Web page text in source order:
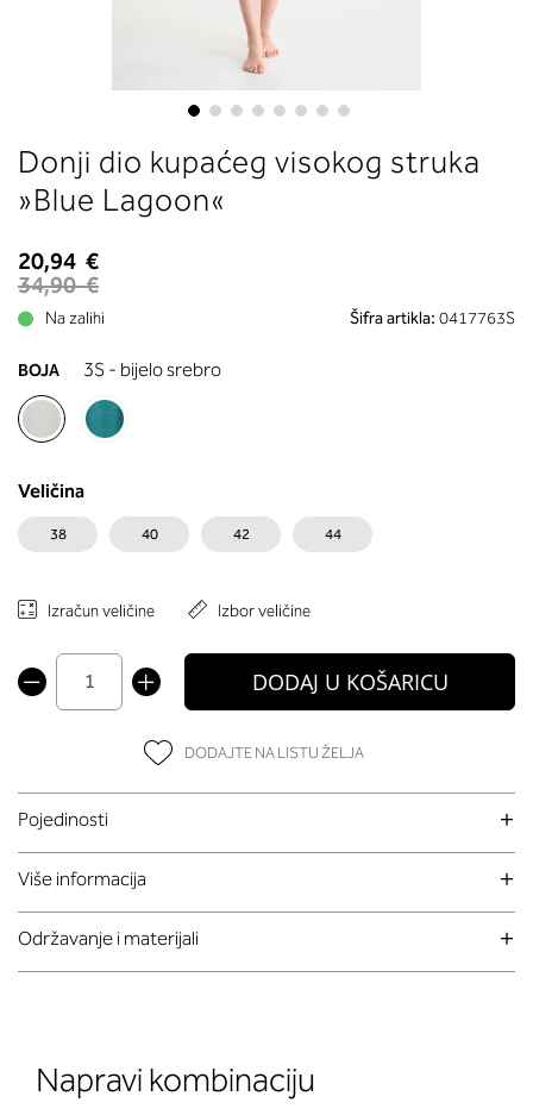
to
the
beginning
the
images
gallery
Donji dio kupaćeg visokog struka
»Blue Lagoon«
20,94 €
34,90 €
Na zalihi Šifra artikla: 0417763S
BOJA 3S - bijelo srebro
Veličina
38 40 42 44
Izračun veličine Izbor veličine
DODAJ U KOŠARICU
DODAJTE NA LISTU ŽELJA
Pojedinosti
Više informacija
Održavanje i materijali
Napravi kombinaciju
boste prebrali, katera globina
ustreza vaši meri (A, B …) – iščite v
stolpcu, ki ste ga določili s
obsegom.